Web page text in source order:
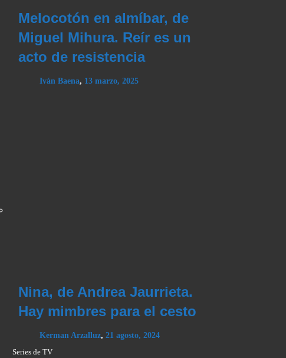
Melocotón en almíbar, de
Miguel Mihura. Reír es un
acto de resistencia
Iván Baena, 13 marzo, 2025
Nina, de Andrea Jaurrieta.
Hay mimbres para el cesto
Kerman Arzalluz, 21 agosto, 2024
Series de TV